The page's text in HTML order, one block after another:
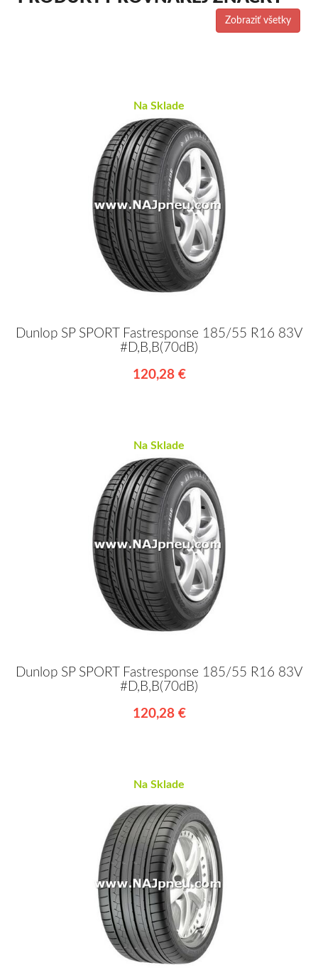
Zobraziť všetky
Na Sklade
Dunlop SP SPORT Fastresponse 185/55 R16 83V
#D,B,B(70dB)
120,28 €
Na Sklade
Dunlop SP SPORT Fastresponse 185/55 R16 83V
#D,B,B(70dB)
120,28 €
Na Sklade